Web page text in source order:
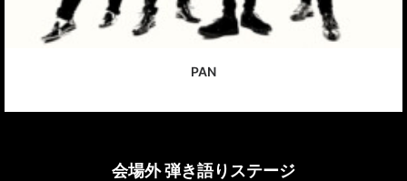
PAN
会場外 弾き語りステージ